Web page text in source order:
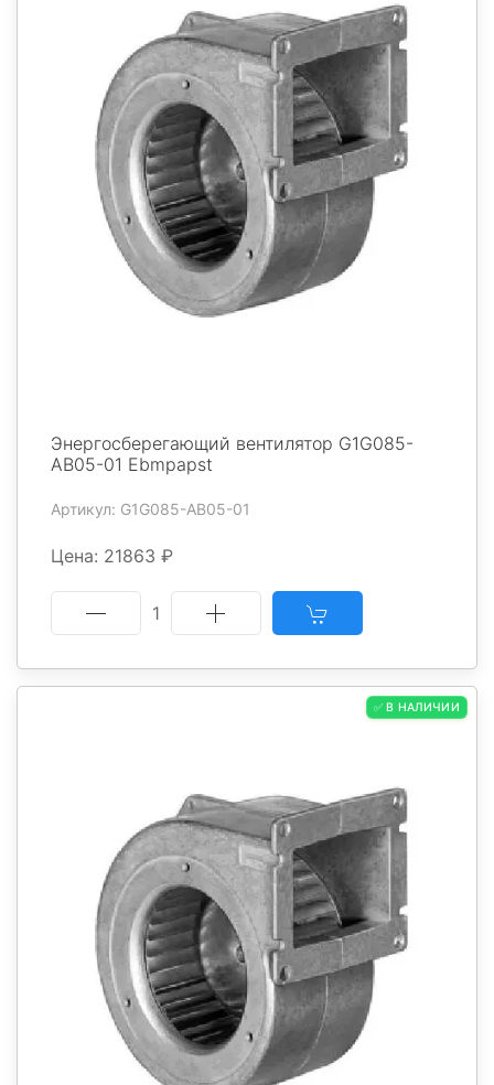
Энергосберегающий вентилятор G1G085-
AB05-01 Ebmpapst
Артикул: G1G085-AB05-01
Цена: 21863 ₽
1
✅ В НАЛИЧИИ